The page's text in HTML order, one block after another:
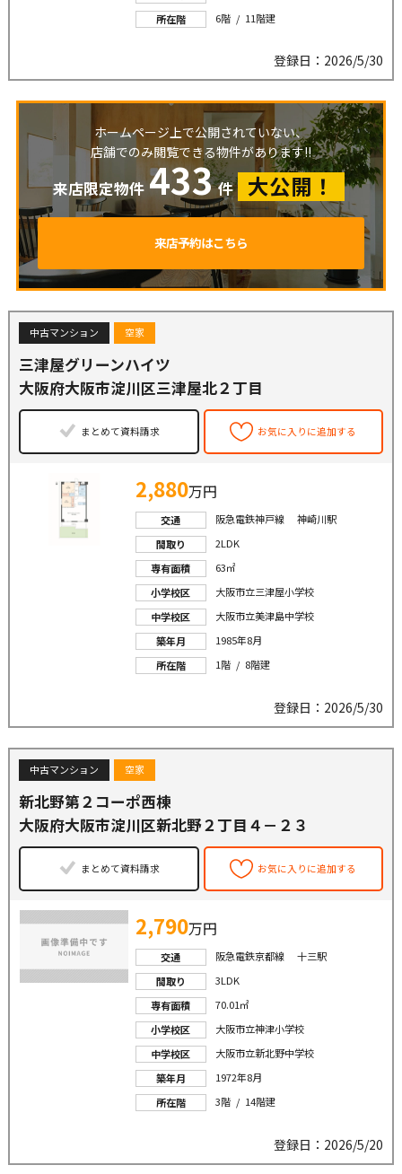
所在階
6階 / 11階建
登録日：2026/5/30
ホームページ上で公開されていない、
店舗でのみ閲覧できる物件があります!!
来店限定物件 433 件 大公開！
来店予約はこちら
中古マンション 空家
三津屋グリーンハイツ
大阪府大阪市淀川区三津屋北２丁目
まとめて資料請求 お気に入りに追加する
2,880万円
交通
阪急電鉄神戸線 神崎川駅
間取り
2LDK
専有面積
63㎡
小学校区
大阪市立三津屋小学校
中学校区
大阪市立美津島中学校
築年月
1985年8月
所在階
1階 / 8階建
登録日：2026/5/30
中古マンション 空家
新北野第２コーポ西棟
大阪府大阪市淀川区新北野２丁目４－２３
まとめて資料請求 お気に入りに追加する
2,790万円
交通
阪急電鉄京都線 十三駅
間取り
3LDK
専有面積
70.01㎡
小学校区
大阪市立神津小学校
中学校区
大阪市立新北野中学校
築年月
1972年8月
所在階
3階 / 14階建
登録日：2026/5/20